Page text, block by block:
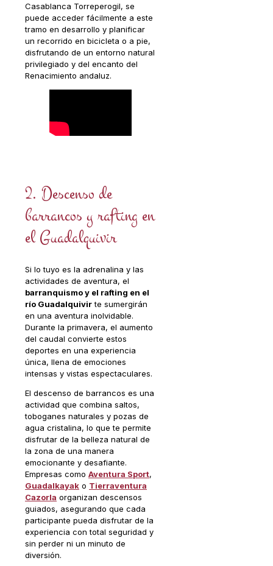
Casablanca Torreperogil, se
puede acceder fácilmente a este
tramo en desarrollo y planificar
un recorrido en bicicleta o a pie,
disfrutando de un entorno natural
privilegiado y del encanto del
Renacimiento andaluz.
2. Descenso de
barrancos y rafting en
el Guadalquivir
Si lo tuyo es la adrenalina y las
actividades de aventura, el
barranquismo y el rafting en el
río Guadalquivirte sumergirán
en una aventura inolvidable.
Durante la primavera, el aumento
del caudal convierte estos
deportes en una experiencia
única, llena de emociones
intensas y vistas espectaculares.
El descenso de barrancos es una
actividad que combina saltos,
toboganes naturales y pozas de
agua cristalina, lo que te permite
disfrutar de la belleza natural de
la zona de una manera
emocionante y desafiante.
Empresas como Aventura Sport,
Guadalkayak o Tierraventura
Cazorla organizan descensos
guiados, asegurando que cada
participante pueda disfrutar de la
experiencia con total seguridad y
sin perder ni un minuto de
diversión.